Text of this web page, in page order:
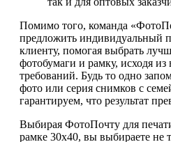
Помимо того, команда
предложить индивидуальный
клиенту, помогая выбрать
фотобумаги и рамку, исходя
требований. Будь то одно
фото или серия снимков с
гарантируем, что результат
Выбирая ФотоПочту для
рамке 30х40, вы выбираете не